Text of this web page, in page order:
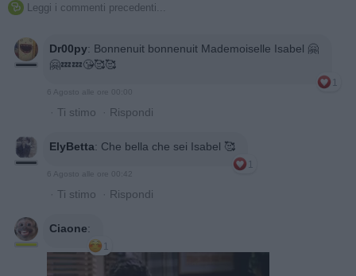
 Leggi i commenti precedenti...
Dr00py: Bonnenuit bonnenuit Mademoiselle Isabel 🤗
🤗💤💤😘🥰🥰
1
6 Agosto alle ore 00:00
· Ti stimo · Rispondi
ElyBetta: Che bella che sei Isabel 🥰
1
6 Agosto alle ore 00:42
· Ti stimo · Rispondi
Ciaone:
1